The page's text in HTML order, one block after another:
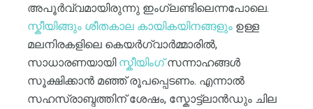
അപൂർവ്വമായിരുന്നു ഇംഗ്ലണ്ടിലെന്നപോലെ.
സ്കീയിങ്ങും ശീതകാല കായികയിനങ്ങളും ഉള്ള
മലനിരകളിലെ കെയർഗ്വാർമ്മാരിൽ,
സാധാരണയായി സ്കീയിംഗ്സന്നാഹങ്ങൾ
സൂക്ഷിക്കാൻ മഞ്ഞ് രൂപപ്പെടണം. എന്നാൽ
സഹസ്രാബ്ദത്തിന് ശേഷം, സ്കോട്ട്ലാൻഡും ചില